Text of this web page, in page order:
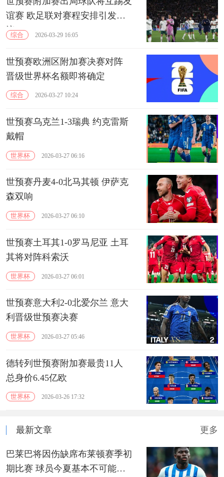
谊赛 欧足联对赛程安排引发争
议综合 2026-03-29 16:05
世预赛欧洲区附加赛决赛对阵
晋级世界杯名额即将确定
综合 2026-03-27 10:24
世预赛乌克兰1-3瑞典 约克雷斯
戴帽
世界杯 2026-03-27 06:16
世预赛丹麦4-0北马其顿 伊萨克
森双响
世界杯 2026-03-27 06:10
世预赛土耳其1-0罗马尼亚 土耳
其将对阵科索沃
世界杯 2026-03-27 06:01
世预赛意大利2-0北爱尔兰 意大
利晋级世预赛决赛
世界杯 2026-03-27 05:46
德转列世预赛附加赛最贵11人
总身价6.45亿欧
世界杯 2026-03-26 17:32
最新文章 更多
巴莱巴将因伤缺席布莱顿赛季初
期比赛 球员今夏基本不可能离